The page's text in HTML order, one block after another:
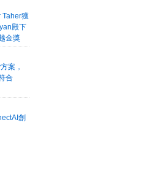
Taher獲
殿下
金獎
案，
合
創